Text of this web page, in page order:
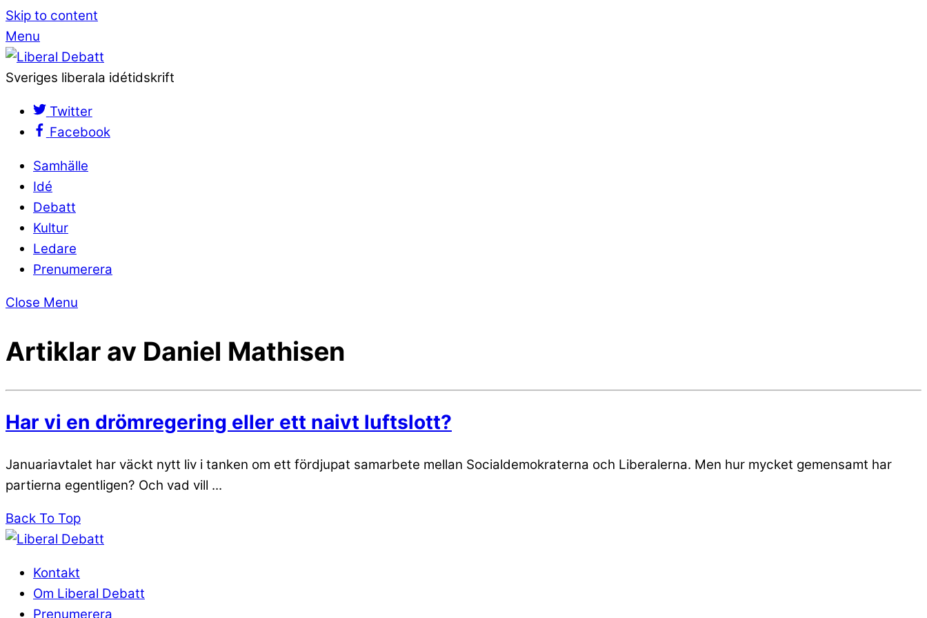
Skip to content
Menu
Sveriges liberala idétidskrift
Twitter
Facebook
Samhälle
Idé
Debatt
Kultur
Ledare
Prenumerera
Close Menu
Artiklar av Daniel Mathisen
Har vi en drömregering eller ett naivt luftslott?
Januariavtalet har väckt nytt liv i tanken om ett fördjupat samarbete mellan Socialdemokraterna och Liberalerna. Men hur mycket gemensamt har
partierna egentligen? Och vad vill ...
Back To Top
Kontakt
Om Liberal Debatt
Prenumerera